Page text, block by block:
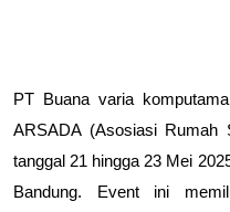
PT Buana varia
ARSADA (Asosiasi Rumah
tanggal 21 hingga 23 Mei
Bandung. Event ini